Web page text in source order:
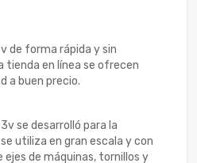
de forma rápida y sin
tienda en línea se ofrecen
a buen precio.
se desarrolló para la
utiliza en gran escala y con
de máquinas, tornillos y